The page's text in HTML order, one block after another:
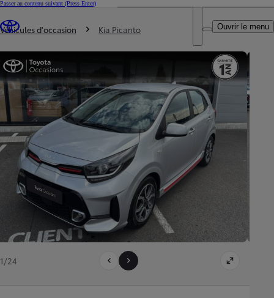
Passer au contenu suivant (Press Enter)
Trouvez un partenaire Toyota
DEALER NAME
Ouvrir le menu
Vous êtes ici
Véhicules d'occasion Kia Picanto
1/24